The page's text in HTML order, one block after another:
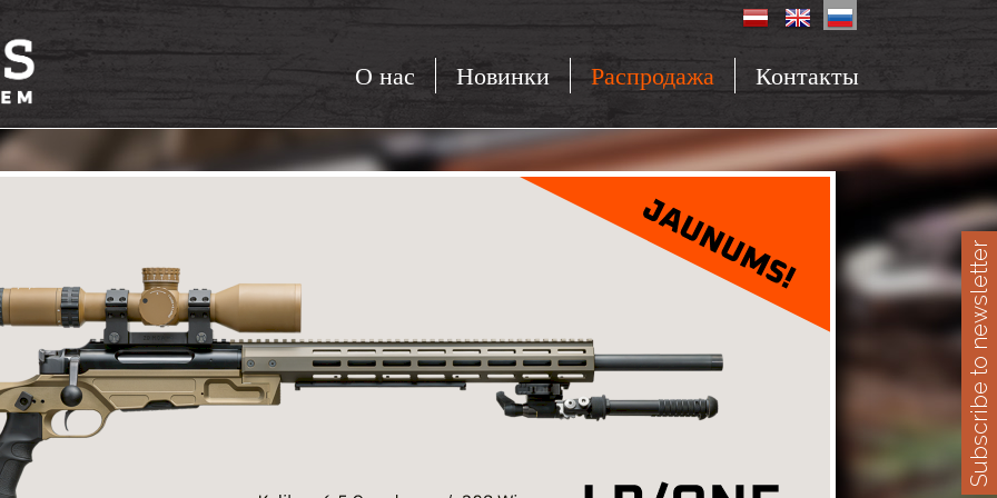
О нас Новинки Распродажа Контакты
Subscribe to newsletter